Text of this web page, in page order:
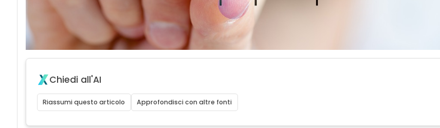
Chiedi all'AI
Riassumi questo articolo Approfondisci con altre fonti